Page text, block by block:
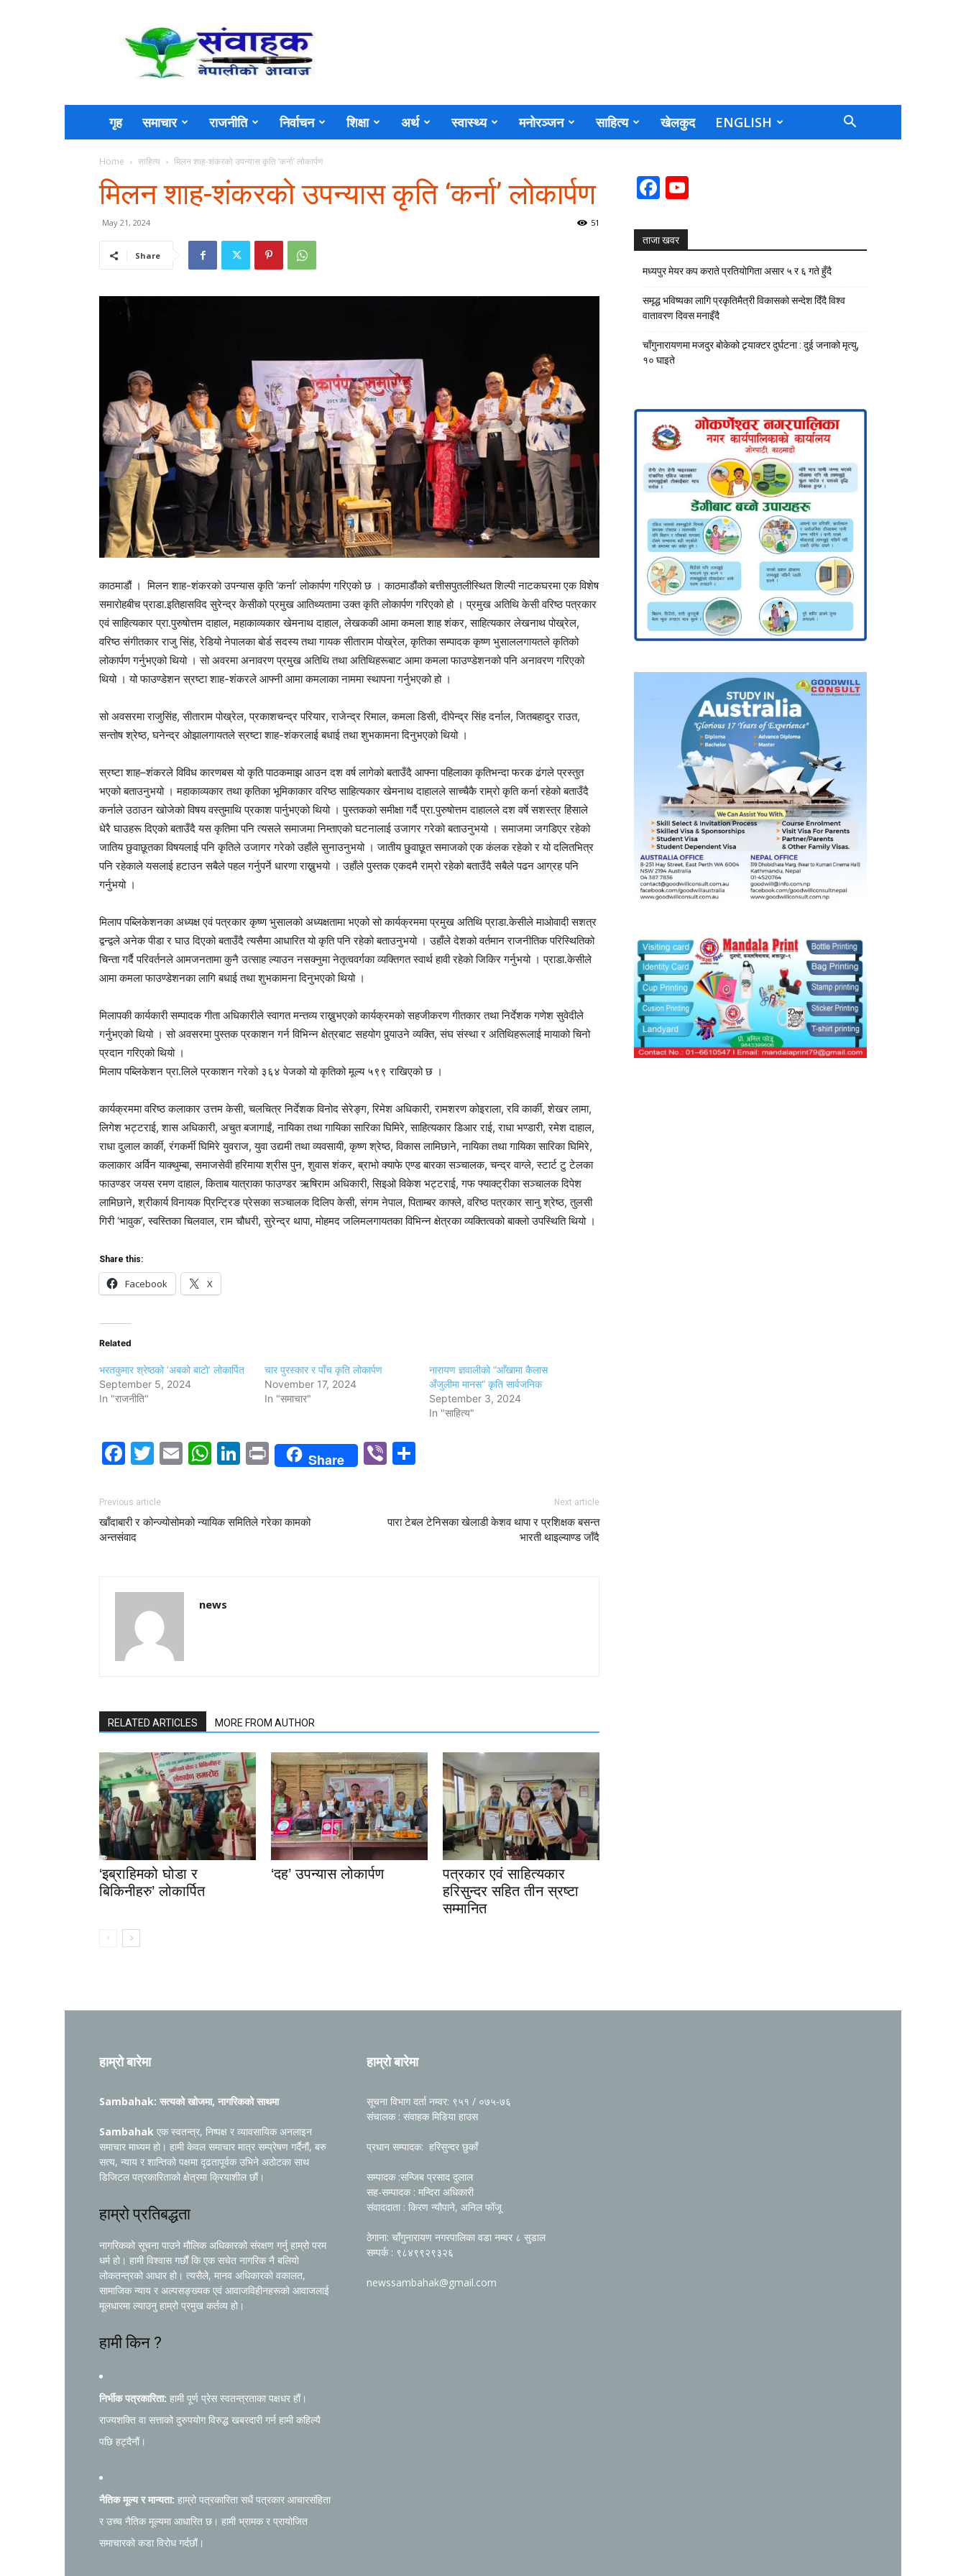
Sambahak
गृह समाचार राजनीति निर्वाचन शिक्षा अर्थ स्वास्थ्य मनोरञ्जन साहित्य खेलकुद ENGLISH
Home साहित्य मिलन शाह-शंकरको उपन्यास कृति ‘कर्ना’ लोकार्पण
मिलन शाह-शंकरको उपन्यास कृति ‘कर्ना’ लोकार्पण
May 21, 2024 51
Share
काठमाडौं । मिलन शाह-शंकरको उपन्यास कृति ‘कर्ना’ लोकार्पण गरिएको छ । काठमाडौंको बत्तीसपुतलीस्थित शिल्पी नाटकघरमा एक विशेष
समारोहबीच प्राडा.इतिहासविद सुरेन्द्र केसीको प्रमुख आतिथ्यतामा उक्त कृति लोकार्पण गरिएको हो । प्रमुख अतिथि केसी वरिष्ठ पत्रकार
एवं साहित्यकार प्रा.पुरुषोत्तम दाहाल, महाकाव्यकार खेमनाथ दाहाल, लेखककी आमा कमला शाह शंकर, साहित्यकार लेखनाथ पोख्रेल,
वरिष्ठ संगीतकार राजु सिंह, रेडियो नेपालका बोर्ड सदस्य तथा गायक सीताराम पोख्रेल, कृतिका सम्पादक कृष्ण भुसाललगायतले कृतिको
लोकार्पण गर्नुभएको थियो । सो अवरमा अनावरण प्रमुख अतिथि तथा अतिथिहरूबाट आमा कमला फाउण्डेशनको पनि अनावरण गरिएको
थियो । यो फाउण्डेशन स्रष्टा शाह-शंकरले आफ्नी आमा कमलाका नाममा स्थापना गर्नुभएको हो ।
सो अवसरमा राजुसिंह, सीताराम पोख्रेल, प्रकाशचन्द्र परियार, राजेन्द्र रिमाल, कमला डिसी, दीपेन्द्र सिंह दर्नाल, जितबहादुर राउत,
सन्तोष श्रेष्ठ, घनेन्द्र ओझालगायतले स्रष्टा शाह-शंकरलाई बधाई तथा शुभकामना दिनुभएको थियो ।
स्रष्टा शाह–शंकरले विविध कारणबस यो कृति पाठकमाझ आउन दश वर्ष लागेको बताउँदै आफ्ना पहिलाका कृतिभन्दा फरक ढंगले प्रस्तुत
भएको बताउनुभयो । महाकाव्यकार तथा कृतिका भूमिकाकार वरिष्ठ साहित्यकार खेमनाथ दाहालले साच्चैकै राम्रो कृति कर्ना रहेको बताउँदै
कर्नाले उठाउन खोजेको विषय वस्तुमाथि प्रकाश पार्नुभएको थियो । पुस्तकको समीक्षा गर्दै प्रा.पुरुषोत्तम दाहालले दश वर्षे सशस्त्र हिंसाले
धेरै घाउहरू दिएको बताउँदै यस कृतिमा पनि त्यसले समाजमा निम्ताएको घटनालाई उजागर गरेको बताउनुभयो । समाजमा जगडिएर रहेको
जातिय छुवाछूतका विषयलाई पनि कृतिले उजागर गरेको उहाँले सुनाउनुभयो । जातीय छु्वाछूत समाजको एक कंलक रहेको र यो दलितभित्र
पनि रहेकाले यसलाई हटाउन सबैले पहल गर्नुपर्ने धारणा राख्नुभयो । उहाँले पुस्तक एकदमै राम्रो रहेको बताउँदै सबैले पढन आग्रह पनि
गर्नुभयो ।
मिलाप पब्लिकेशनका अध्यक्ष एवं पत्रकार कृष्ण भुसालको अध्यक्षतामा भएको सो कार्यक्रममा प्रमुख अतिथि प्राडा.केसीले माओवादी सशत्र
द्वन्द्वले अनेक पीडा र घाउ दिएको बताउँदै त्यसैमा आधारित यो कृति पनि रहेको बताउनुभयो । उहाँले देशको वर्तमान राजनीतिक परिस्थितिको
चिन्ता गर्दै परिवर्तनले आमजनतामा कुनै उत्साह ल्याउन नसक्नुमा नेतृत्ववर्गका व्यक्तिगत स्वार्थ हावी रहेको जिकिर गर्नुभयो । प्राडा.केसीले
आमा कमला फाउण्डेशनका लागि बधाई तथा शुभकामना दिनुभएको थियो ।
मिलापकी कार्यकारी सम्पादक गीता अधिकारीले स्वागत मन्तव्य राख्नुभएको कार्यक्रमको सहजीकरण गीतकार तथा निर्देशक गणेश सुवेदीले
गर्नुभएको थियो । सो अवसरमा पुस्तक प्रकाशन गर्न विभिन्न क्षेत्रबाट सहयोग पुर्‍याउने व्यक्ति, संघ संस्था र अतिथिहरूलाई मायाको चिनो
प्रदान गरिएको थियो ।
मिलाप पब्लिकेशन प्रा.लिले प्रकाशन गरेको ३६४ पेजको यो कृतिको मूल्य ५९९ राखिएको छ ।
कार्यक्रममा वरिष्ठ कलाकार उत्तम केसी, चलचित्र निर्देशक विनोद सेरेङ्ग, रिमेश अधिकारी, रामशरण कोइराला, रवि कार्की, शेखर लामा,
लिगेश भट्टराई, शास अधिकारी, अचुत बजागाईं, नायिका तथा गायिका सारिका घिमिरे, साहित्यकार डिआर राई, राधा भण्डारी, रमेश दाहाल,
राधा दुलाल कार्की, रंगकर्मी घिमिरे युवराज, युवा उद्यमी तथा व्यवसायी, कृष्ण श्रेष्ठ, विकास लामिछाने, नायिका तथा गायिका सारिका घिमिरे,
कलाकार अर्विन याक्थुम्बा, समाजसेवी हरिमाया श्रीस पुन, शुवास शंकर, ब्राभो क्याफे एण्ड बारका सञ्चालक, चन्द्र वाग्ले, स्टार्ट टु टेलका
फाउण्डर जयस रमण दाहाल, किताब यात्राका फाउण्डर ऋषिराम अधिकारी, सिइओ विकेश भट्टराई, गफ फ्याक्ट्रीका सञ्चालक दिपेश
लामिछाने, श्रीकार्य विनायक प्रिन्ट्रिङ प्रेसका सञ्चालक दिलिप केसी, संगम नेपाल, पिताम्बर काफ्ले, वरिष्ठ पत्रकार सानु श्रेष्ठ, तुलसी
गिरी ‘भावुक’, स्वस्तिका चिलवाल, राम चौधरी, सुरेन्द्र थापा, मोहमद जलिमलगायतका विभिन्न क्षेत्रका व्यक्तित्वको बाक्लो उपस्थिति थियो ।
Share this:
Facebook X
Related
भरतकुमार श्रेष्ठको ‘अबको बाटो’ लोकार्पित
September 5, 2024
In "राजनीति"
चार पुरस्कार र पाँच कृति लोकार्पण
November 17, 2024
In "समाचार"
नारायण ज्ञवालीको “आँखामा कैलास
अँजुलीमा मानस“ कृति सार्वजनिक
September 3, 2024
In "साहित्य"
Facebook
Twitter
EmailWhatsApp
LinkedIn
PrintShare Viber
Previous article
खाँदाबारी र कोन्ज्योसोमको न्यायिक समितिले गरेका कामको
अन्तसंवाद
Next article
पारा टेबल टेनिसका खेलाडी केशव थापा र प्रशिक्षक बसन्त
भारती थाइल्याण्ड जाँदै
news
RELATED ARTICLES MORE FROM AUTHOR
‘इब्राहिमको घोडा र
बिकिनीहरु’ लोकार्पित
‘दह’ उपन्यास लोकार्पण
पत्रकार एवं साहित्यकार
हरिसुन्दर सहित तीन स्रष्टा
सम्मानित
Facebook
ताजा खवर
मध्यपुर मेयर कप कराते प्रतियोगिता असार ५ र ६ गते हुँदै
समृद्ध भविष्यका लागि प्रकृतिमैत्री विकासको सन्देश दिँदै विश्व
वातावरण दिवस मनाइँदै
चाँगुनारायणमा मजदुर बोकेको ट्र्याक्टर दुर्घटना : दुई जनाको मृत्यु,
१० घाइते
हाम्रो बारेमा
Sambahak: सत्यको खोजमा, नागरिकको साथमा
Sambahak एक स्वतन्त्र, निष्पक्ष र व्यावसायिक अनलाइन
समाचार माध्यम हो। हामी केवल समाचार मात्र सम्प्रेषण गर्दैनौं, बरु
सत्य, न्याय र शान्तिको पक्षमा दृढतापूर्वक उभिने अठोटका साथ
डिजिटल पत्रकारिताको क्षेत्रमा क्रियाशील छौं।
हाम्रो प्रतिबद्धता
नागरिकको सूचना पाउने मौलिक अधिकारको संरक्षण गर्नु हाम्रो परम
धर्म हो। हामी विश्वास गर्छौं कि एक सचेत नागरिक नै बलियो
लोकतन्त्रको आधार हो। त्यसैले, मानव अधिकारको वकालत,
सामाजिक न्याय र अल्पसङ्ख्यक एवं आवाजविहीनहरूको आवाजलाई
मूलधारमा ल्याउनु हाम्रो प्रमुख कर्तव्य हो।
हामी किन ?
निर्भीक पत्रकारिता: हामी पूर्ण प्रेस स्वतन्त्रताका पक्षधर हौं।
राज्यशक्ति वा सत्ताको दुरुपयोग विरुद्ध खबरदारी गर्न हामी कहिल्यै
पछि हट्दैनौं।
नैतिक मूल्य र मान्यता: हाम्रो पत्रकारिता सधैं पत्रकार आचारसंहिता
र उच्च नैतिक मूल्यमा आधारित छ। हामी भ्रामक र प्रायोजित
समाचारको कडा विरोध गर्दछौं।
हाम्रो बारेमा
सूचना विभाग दर्ता नम्वर: ९५१ / ०७५-७६
संचालक : संवाहक मिडिया हाउस
प्रधान सम्पादक: हरिसुन्दर छुकाँ
सम्पादक :सन्जिब प्रसाद दुलाल
सह-सम्पादक : मन्दिरा अधिकारी
संवाददाता : किरण न्यौपाने, अनिल फोँजू
ठेगाना: चाँगुनारायण नगरपालिका वडा नम्वर ८ सुडाल
सम्पर्क : ९८४९९२९३२६
newssambahak@gmail.com